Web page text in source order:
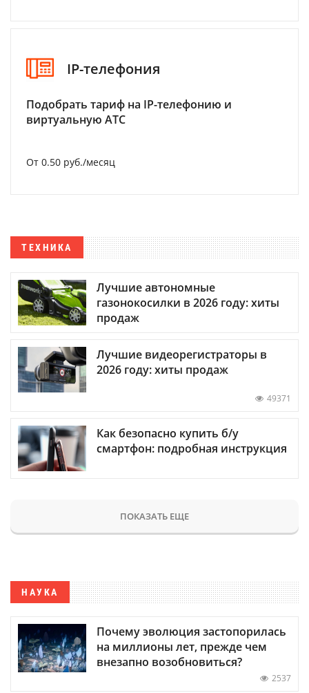
IP-телефония
Подобрать тариф на IP-телефонию и
виртуальную АТС
От 0.50 руб./месяц
ТЕХНИКА
Лучшие автономные
газонокосилки в 2026 году: хиты
продаж
Лучшие видеорегистраторы в
2026 году: хиты продаж
49371
Как безопасно купить б/у
смартфон: подробная инструкция
ПОКАЗАТЬ ЕЩЕ
НАУКА
Почему эволюция застопорилась
на миллионы лет, прежде чем
внезапно возобновиться?
2537